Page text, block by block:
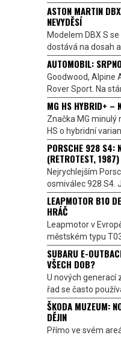
ASTON MARTIN
NEVYDĚSÍ
Modelem DBX S
dostává na dosah
AUTOMOBIL:
Goodwood, Alpine
Rover Sport. Na
MG HS HYBRID+ –
Značka MG minulý
HS o hybridní
PORSCHE 928 S4:
(RETROTEST, 1987)
Nejrychlejším
osmiválec 928 S4.
LEAPMOTOR B10
HRÁČ
Leapmotor v
městském typu
SUBARU E-
VŠECH DOB?
U nových generací
řad se často
ŠKODA MUZEUM:
DĚJIN
Přímo ve svém